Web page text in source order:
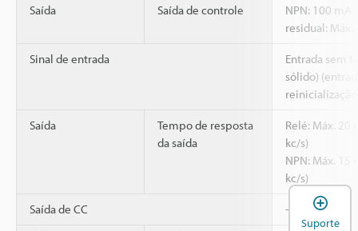
Saída Saída de controle
NPN: 100 mA
residual: Máx.
Sinal de entrada
Entrada sem
sólido)
Saída
Tempo de resposta
da saída
Relé: Máx. 20
kc/s)
NPN: Máx. 15
kc/s)
Saída de CC -
Suporte